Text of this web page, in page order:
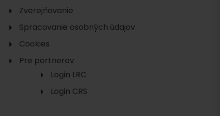
Zverejňovanie
Spracovanie osobných údajov
Cookies
Pre partnerov
Login LRC
Login CRS